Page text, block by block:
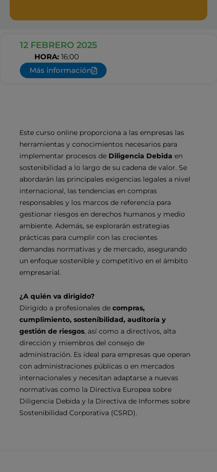
12 FEBRERO 2025
HORA: 16:00
Más información
Este curso online proporciona a las empresas las
herramientas y conocimientos necesarios para
implementar procesos de Diligencia Debida en
sostenibilidad a lo largo de su cadena de valor. Se
abordarán las principales exigencias legales a nivel
internacional, las tendencias en compras
responsables y los marcos de referencia para
gestionar riesgos en derechos humanos y medio
ambiente. Además, se explorarán estrategias
prácticas para cumplir con las crecientes
demandas normativas y de mercado, asegurando
un enfoque sostenible y competitivo en el ámbito
empresarial.
¿A quién va dirigido?
Dirigido a profesionales de compras,
cumplimiento, sostenibilidad, auditoría y
gestión de riesgos, así como a directivos, alta
dirección y miembros del consejo de
administración. Es ideal para empresas que operan
con administraciones públicas o en mercados
internacionales y necesitan adaptarse a nuevas
normativas como la Directiva Europea sobre
Diligencia Debida y la Directiva de Informes sobre
Sostenibilidad Corporativa (CSRD).